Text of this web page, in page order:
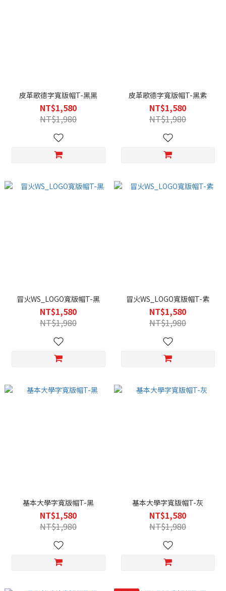
皮革歌德字寬版帽T-黑黑
NT$1,580
NT$1,980
皮革歌德字寬版帽T-黑紫
NT$1,580
NT$1,980
冒火WS_LOGO寬版帽T-黑
NT$1,580
NT$1,980
冒火WS_LOGO寬版帽T-紫
NT$1,580
NT$1,980
基本大學字寬版帽T-黑
NT$1,580
NT$1,980
基本大學字寬版帽T-灰
NT$1,580
NT$1,980